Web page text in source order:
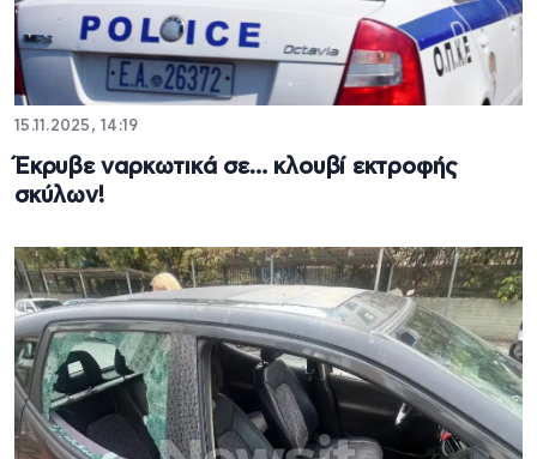
15.11.2025, 14:19
Έκρυβε ναρκωτικά σε… κλουβί εκτροφής
σκύλων!